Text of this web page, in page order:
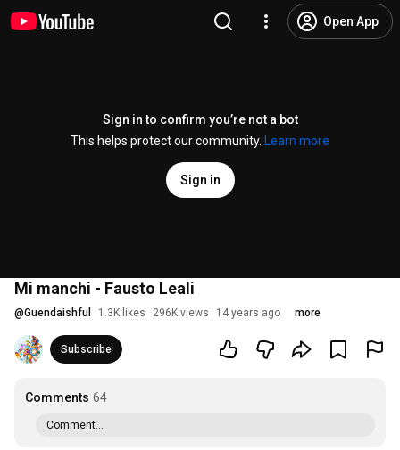
Open App
Sign in to confirm you’re not a bot
This helps protect our community.
Learn more
Sign in
Mi manchi - Fausto Leali
@Guendaishful 1.3K likes 296K views 14 years ago more
Subscribe
Comments 64
Comment...